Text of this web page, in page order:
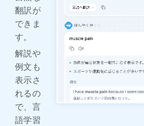
翻訳が
できま
す。
解説や
例文も
表示さ
れるの
で、言
語学習